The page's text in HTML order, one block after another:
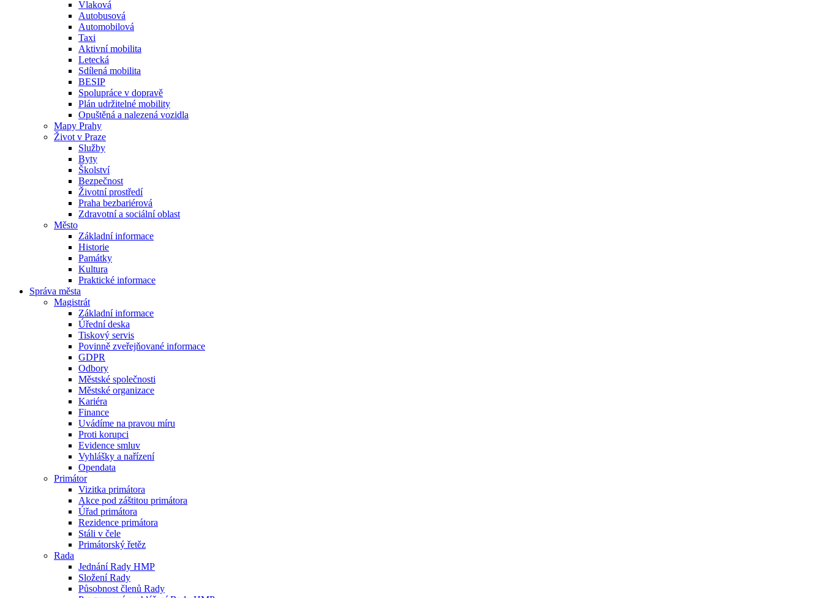
Vlaková
Autobusová
Automobilová
Taxi
Aktivní mobilita
Letecká
Sdílená mobilita
BESIP
Spolupráce v dopravě
Plán udržitelné mobility
Opuštěná a nalezená vozidla
Mapy Prahy
Život v Praze
Služby
Byty
Školství
Bezpečnost
Životní prostředí
Praha bezbariérová
Zdravotní a sociální oblast
Město
Základní informace
Historie
Památky
Kultura
Praktické informace
Správa města
Magistrát
Základní informace
Úřední deska
Tiskový servis
Povinně zveřejňované informace
GDPR
Odbory
Městské společnosti
Městské organizace
Kariéra
Finance
Uvádíme na pravou míru
Proti korupci
Evidence smluv
Vyhlášky a nařízení
Opendata
Primátor
Vizitka primátora
Akce pod záštitou primátora
Úřad primátora
Rezidence primátora
Stáli v čele
Primátorský řetěz
Rada
Jednání Rady HMP
Složení Rady
Působnost členů Rady